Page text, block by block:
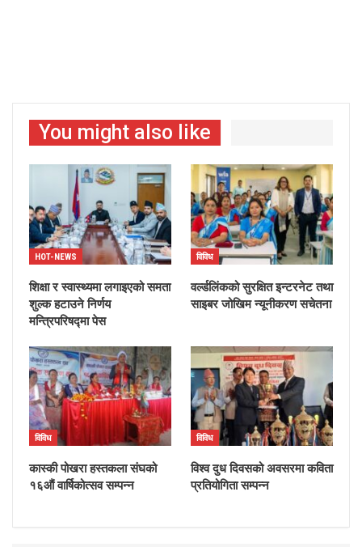
You might also like
HOT-NEWS
शिक्षा र स्वास्थ्यमा लगाइएको समता
शुल्क हटाउने निर्णय
मन्त्रिपरिषद्मा पेस
विविध
वर्ल्डलिंकको सुरक्षित इन्टरनेट तथा
साइबर जोखिम न्यूनीकरण सचेतना
विविध
कास्की पोखरा हस्तकला संघको
१६औं वार्षिकोत्सव सम्पन्न
विविध
विश्व दुध दिवसको अवसरमा कविता
प्रतियोगिता सम्पन्न